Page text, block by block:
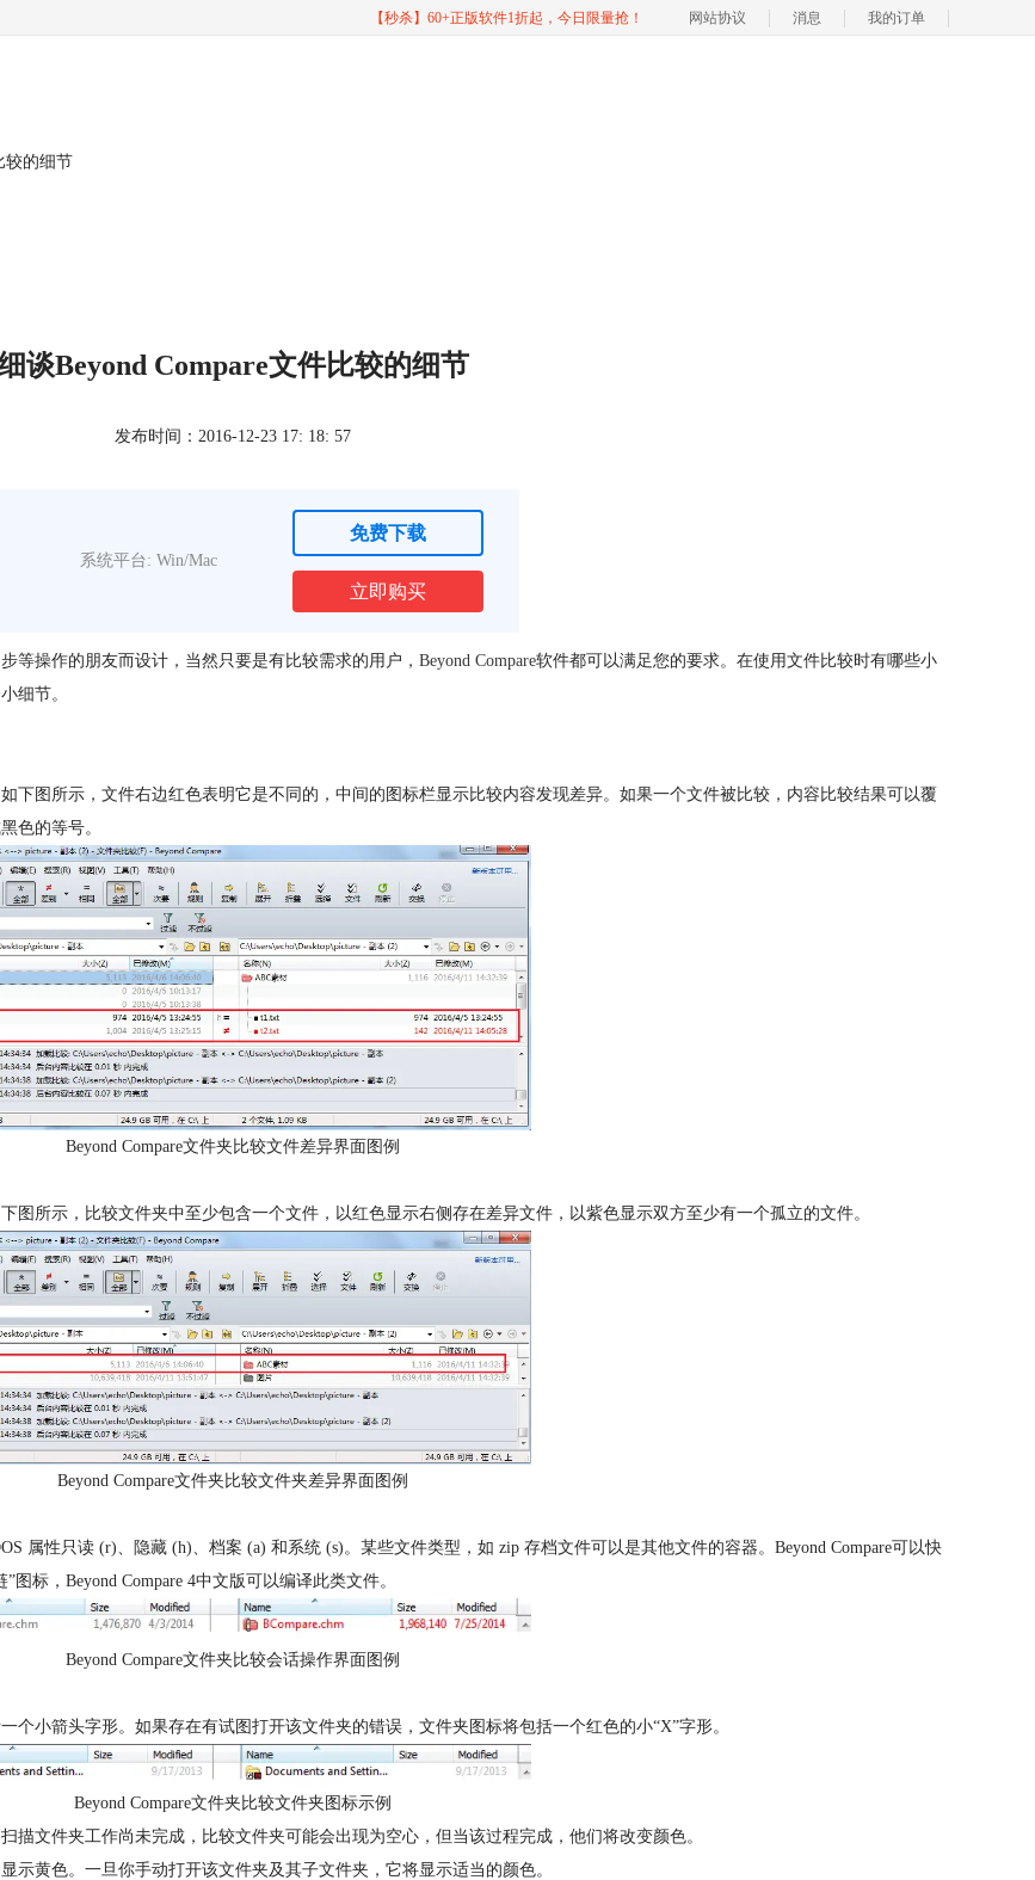
【秒杀】60+正版软件1折起，今日限量抢！ 网站协议 消息 我的订单
较的细节
谈Beyond Compare文件比较的细节
发布时间：2016-12-23 17: 18: 57
系统平台: Win/Mac
免费下载
立即购买
等操作的朋友而设计，当然只要是有比较需求的用户， Beyond Compare软件都可以满足您的要求。在使用文件比较时有哪些小
细节。
下图所示，文件右边红色表明它是不同的，中间的图标栏显示比较内容发现差异。如果一个文件被比较，内容比较结果可以覆
色的等号。
Beyond Compare文件夹比较文件差异界面图例
图所示，比较文件夹中至少包含一个文件，以红色显示右侧存在差异文件，以紫色显示双方至少有一个孤立的文件。
Beyond Compare文件夹比较文件夹差异界面图例
属性只读 (r)、隐藏 (h)、档案 (a) 和系统 (s)。某些文件类型，如 zip 存档文件可以是其他文件的容器。Beyond Compare可以快
标，Beyond Compare 4中文版可以编译此类文件。
Beyond Compare文件夹比较会话操作界面图例
小箭头字形。如果存在有试图打开该文件夹的错误，文件夹图标将包括一个红色的小“X”字形。
Beyond Compare文件夹比较文件夹图标示例
描文件夹工作尚未完成，比较文件夹可能会出现为空心，但当该过程完成，他们将改变颜色。
黄色。一旦你手动打开该文件夹及其子文件夹，它将显示适当的颜色。